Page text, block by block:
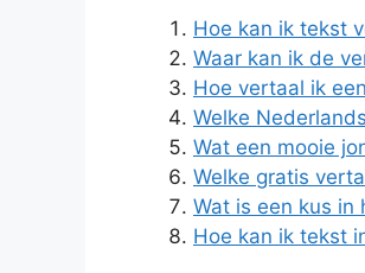
Hoe kan ik tekst
Waar kan ik de
Hoe vertaal ik
Welke
Wat een mooie
Welke gratis
Wat is een kus in
Hoe kan ik tekst